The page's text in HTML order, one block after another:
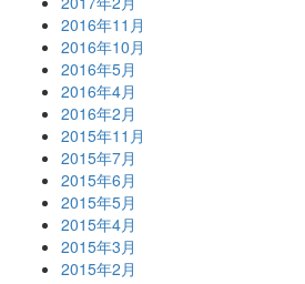
2016年11月
2016年10月
2016年5月
2016年4月
2016年2月
2015年11月
2015年7月
2015年6月
2015年5月
2015年4月
2015年3月
2015年2月